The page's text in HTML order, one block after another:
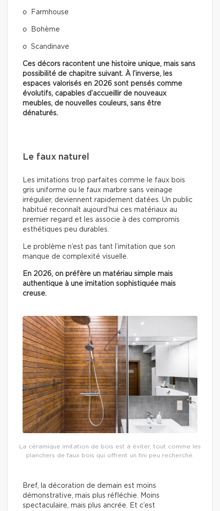
o Farmhouse
o Bohème
o Scandinave
Ces décors racontent une histoire unique, mais sans
possibilité de chapitre suivant. À l’inverse, les
espaces valorisés en 2026 sont pensés comme
évolutifs, capables d’accueillir de nouveaux
meubles, de nouvelles couleurs, sans être
dénaturés.
Le faux naturel
Les imitations trop parfaites comme le faux bois
gris uniforme ou le faux marbre sans veinage
irrégulier, deviennent rapidement datées. Un public
habitué reconnaît aujourd’hui ces matériaux au
premier regard et les associe à des compromis
esthétiques peu durables.
Le problème n’est pas tant l’imitation que son
manque de complexité visuelle.
En 2026, on préfère un matériau simple mais
authentique à une imitation sophistiquée mais
creuse.
La céramique imitation de bois est à éviter, tout comme les
planchers de faux bois qui offrent un fini peu recherché.
Bref, la décoration de demain est moins
démonstrative, mais plus réfléchie. Moins
spectaculaire, mais plus ancrée. Et c’est